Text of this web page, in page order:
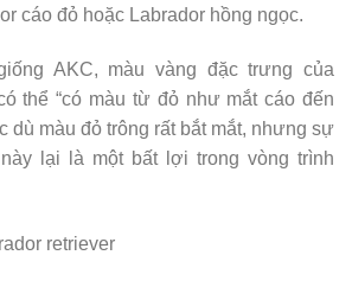
cáo đỏ hoặc Labrador hồng ngọc.
AKC, màu vàng đặc trưng của
thể “có màu từ đỏ như mắt cáo đến
dù màu đỏ trông rất bắt mắt, nhưng sự
lại là một bất lợi trong vòng trình